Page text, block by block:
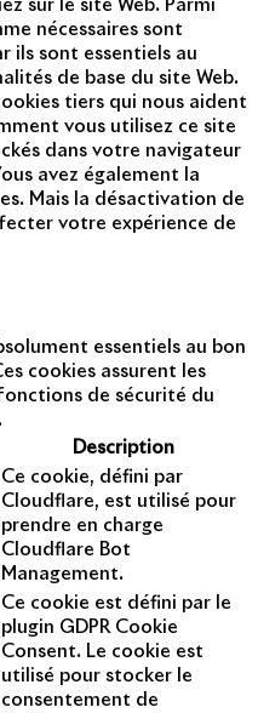
sur le site Web. Parmi
nécessaires sont
ils sont essentiels au
de base du site Web.
tiers qui nous aident
vous utilisez ce site
dans votre navigateur
avez également la
Mais la désactivation de
votre expérience de
essentiels au bon
cookies assurent les
de sécurité du
Description
Ce cookie, défini par
Cloudflare, est utilisé pour
prendre en charge
Cloudflare Bot
Management.
Ce cookie est défini par le
plugin GDPR Cookie
Consent. Le cookie est
utilisé pour stocker le
consentement de